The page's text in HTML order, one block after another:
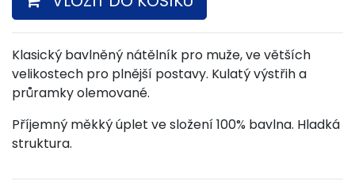
Klasický bavlněný nátělník pro muže, ve větších
velikostech pro plnější postavy. Kulatý výstřih a
průramky olemované.
Příjemný měkký úplet ve složení 100% bavlna. Hladká
struktura.